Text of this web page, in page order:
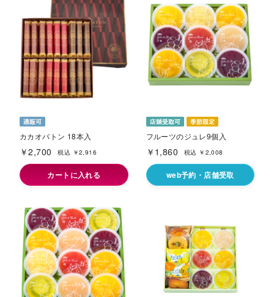
カカオバトン 18本入
￥2,700 税込 ￥2,916
カートに入れる
フルーツのジュレ9個入
￥1,860 税込 ￥2,008
web予約・店舗受取